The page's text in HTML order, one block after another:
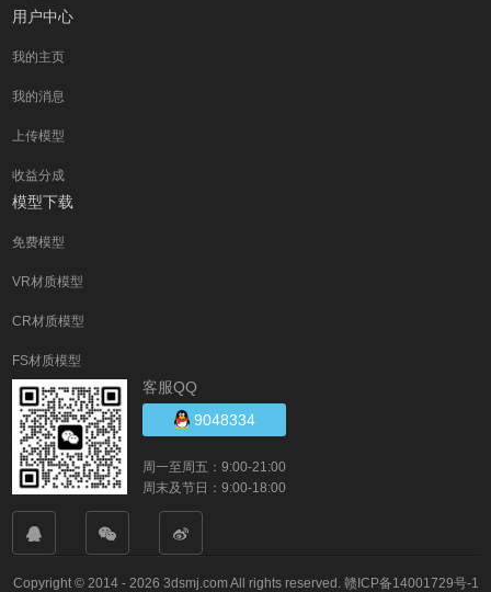
用户中心
我的主页
我的消息
上传模型
收益分成
模型下载
免费模型
VR材质模型
CR材质模型
FS材质模型
客服QQ
9048334
周一至周五：9:00-21:00
周末及节日：9:00-18:00
Copyright © 2014 - 2026 3dsmj.com All rights reserved. 赣ICP备14001729号-1